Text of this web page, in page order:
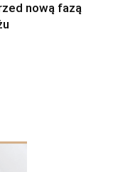
nową fazą